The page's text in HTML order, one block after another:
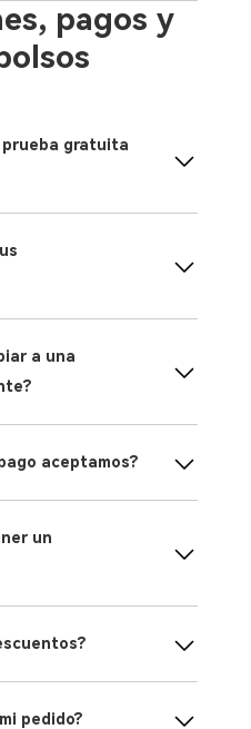
pagos y
prueba gratuita
a una
aceptamos?
un
pedido?